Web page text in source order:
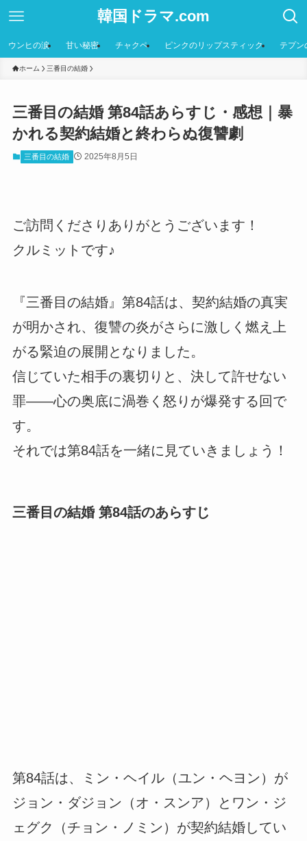
韓国ドラマ.com
ウンヒの涙 甘い秘密 チャクペ ピンクのリップスティック テプン
ホーム 三番目の結婚
三番目の結婚 第84話あらすじ・感想｜暴
かれる契約結婚と終わらぬ復讐劇
三番目の結婚 2025年8月5日
ご訪問くださりありがとうございます！
クルミットです♪
『三番目の結婚』第84話は、契約結婚の真実
が明かされ、復讐の炎がさらに激しく燃え上
がる緊迫の展開となりました。
信じていた相手の裏切りと、決して許せない
罪――心の奥底に渦巻く怒りが爆発する回で
す。
それでは第84話を一緒に見ていきましょう！
三番目の結婚 第84話のあらすじ
第84話は、ミン・ヘイル（ユン・ヘヨン）が
ジョン・ダジョン（オ・スンア）とワン・ジ
ェグク（チョン・ノミン）が契約結婚してい